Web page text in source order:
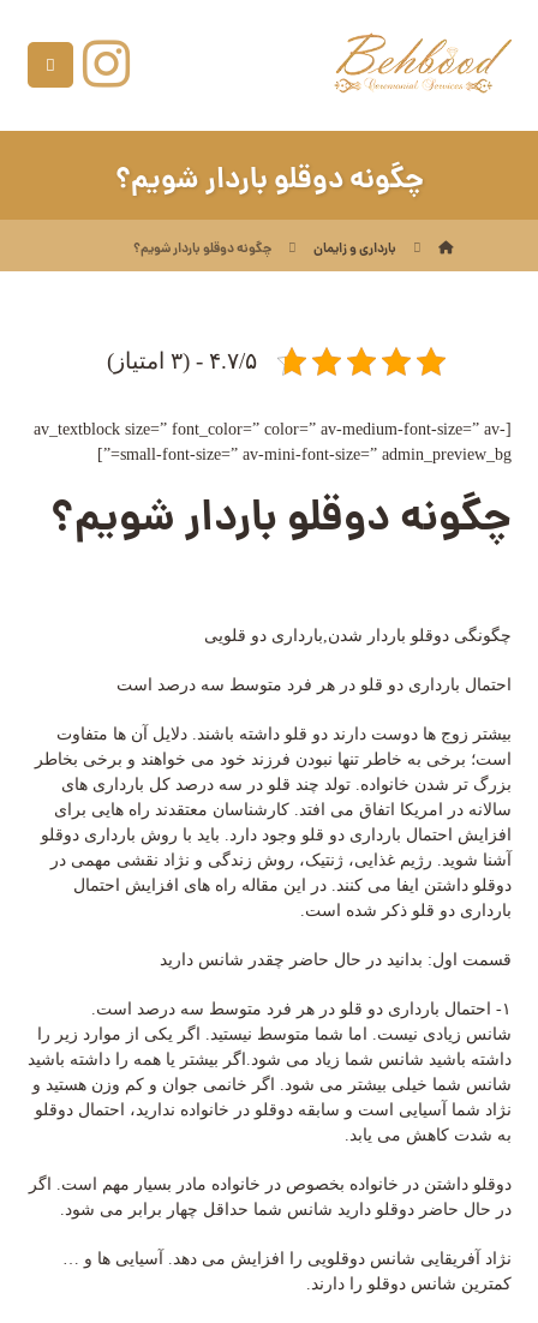
چگونه دوقلو باردار شویم؟
بارداری و زایمان چگونه دوقلو باردار شویم؟
۴.۷/۵ - (۳ امتیاز)
[av_textblock size=” font_color=” color=” av-medium-font-size=” av-
small-font-size=” av-mini-font-size=” admin_preview_bg=”]
چگونه دوقلو باردار شویم؟
چگونگی دوقلو باردار شدن,بارداری دو قلویی
احتمال بارداری دو قلو در هر فرد متوسط سه درصد است
بیشتر زوج ها دوست دارند دو قلو داشته باشند. دلایل آن ها متفاوت
است؛ برخی به خاطر تنها نبودن فرزند خود می خواهند و برخی بخاطر
بزرگ تر شدن خانواده. تولد چند قلو در سه درصد کل بارداری های
سالانه در امریکا اتفاق می افتد. کارشناسان معتقدند راه هایی برای
افزایش احتمال بارداری دو قلو وجود دارد. باید با روش بارداری دوقلو
آشنا شوید. رژیم غذایی، ژنتیک، روش زندگی و نژاد نقشی مهمی در
دوقلو داشتن ایفا می کنند. در این مقاله راه های افزایش احتمال
بارداری دو قلو ذکر شده است.
قسمت اول: بدانید در حال حاضر چقدر شانس دارید
۱- احتمال بارداری دو قلو در هر فرد متوسط سه درصد است.
شانس زیادی نیست. اما شما متوسط نیستید. اگر یکی از موارد زیر را
داشته باشید شانس شما زیاد می شود.اگر بیشتر یا همه را داشته باشید
شانس شما خیلی بیشتر می شود. اگر خانمی جوان و کم وزن هستید و
نژاد شما آسیایی است و سابقه دوقلو در خانواده ندارید، احتمال دوقلو
به شدت کاهش می یابد.
دوقلو داشتن در خانواده بخصوص در خانواده مادر بسیار مهم است. اگر
در حال حاضر دوقلو دارید شانس شما حداقل چهار برابر می شود.
نژاد آفریقایی شانس دوقلویی را افزایش می دهد. آسیایی ها و …
کمترین شانس دوقلو را دارند.